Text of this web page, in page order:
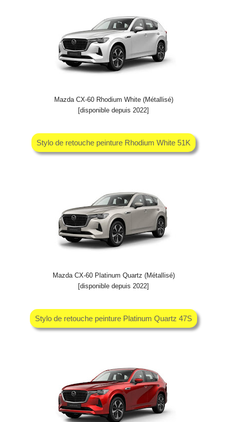
Mazda CX-60 Rhodium White (Métallisé)
[disponible depuis 2022]
Stylo de retouche peinture Rhodium White 51K
Mazda CX-60 Platinum Quartz (Métallisé)
[disponible depuis 2022]
Stylo de retouche peinture Platinum Quartz 47S